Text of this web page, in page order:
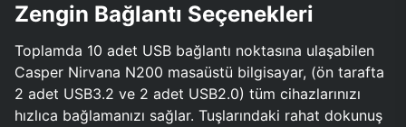
Zengin Bağlantı Seçenekleri
Toplamda 10 adet USB bağlantı noktasına ulaşabilen
Casper Nirvana N200 masaüstü bilgisayar, (ön tarafta
2 adet USB3.2 ve 2 adet USB2.0) tüm cihazlarınızı
hızlıca bağlamanızı sağlar. Tuşlarındaki rahat dokunuş